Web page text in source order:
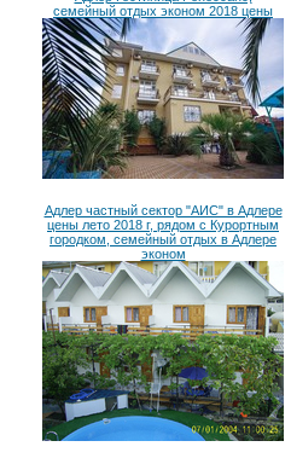
семейный отдых эконом 2018 цены
Адлер частный сектор "АИС" в Адлере
цены лето 2018 г, рядом с Курортным
городком, семейный отдых в Адлере
эконом